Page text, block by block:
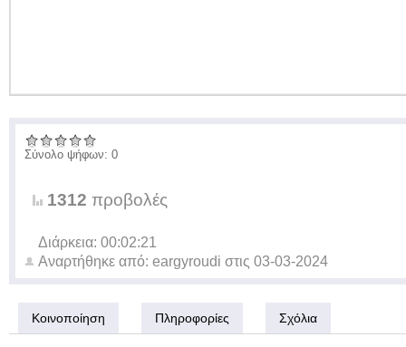
Σύνολο ψήφων: 0
1312 προβολές
Διάρκεια: 00:02:21
Αναρτήθηκε από: eargyroudi στις 03-03-2024
Κοινοποίηση Πληροφορίες Σχόλια